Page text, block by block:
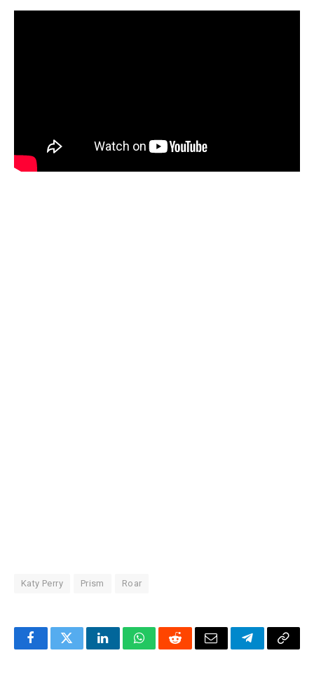
Katy Perry Prism Roar
FacebookTwitterLinkedInWhatsAppRedditCorreoTelegrama